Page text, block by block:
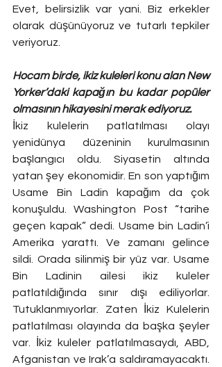
Evet, belirsizlik var yani. Biz erkekler
olarak düşünüyoruz ve tutarlı tepkiler
veriyoruz.
Hocam birde, ikiz kuleleri konu alan New
Yorker’daki kapağın bu kadar popüler
olmasının hikayesini merak ediyoruz.
İkiz kulelerin patlatılması olayı
yenidünya düzeninin kurulmasının
başlangıcı oldu. Siyasetin altında
yatan şey ekonomidir. En son yaptığım
Usame Bin Ladin kapağım da çok
konuşuldu. Washington Post “tarihe
geçen kapak” dedi. Usame bin Ladin’i
Amerika yarattı. Ve zamanı gelince
sildi. Orada silinmiş bir yüz var. Usame
Bin Ladinin ailesi ikiz kuleler
patlatıldığında sınır dışı ediliyorlar.
Tutuklanmıyorlar. Zaten İkiz Kulelerin
patlatılması olayında da başka şeyler
var. İkiz kuleler patlatılmasaydı, ABD,
Afganistan ve Irak’a saldıramayacaktı.